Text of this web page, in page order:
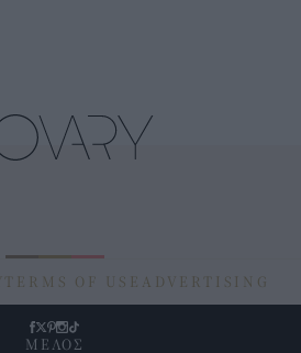
TERMS OF USE ADVERTISING
ΜΕΛΟΣ